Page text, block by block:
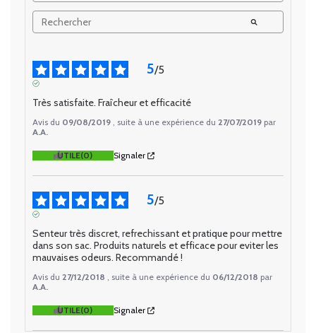
5/5
Très satisfaite. Fraîcheur et efficacité
Avis du 09/08/2019 , suite à une expérience du 27/07/2019 par
A.A.
UTILE(0) Signaler
5/5
Senteur très discret, refrechissant et pratique pour mettre
dans son sac. Produits naturels et efficace pour eviter les
mauvaises odeurs. Recommandé !
Avis du 27/12/2018 , suite à une expérience du 06/12/2018 par
A.A.
UTILE(0) Signaler